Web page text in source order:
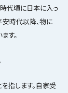
代頃に日本に入っ
安時代以降、物に
す。
指します。自家受